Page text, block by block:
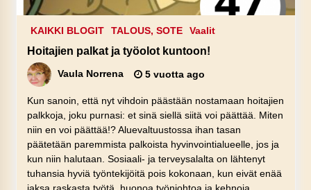
KAIKKI BLOGIT TALOUS, SOTE Vaalit
Hoitajien palkat ja työolot kuntoon!
Vaula Norrena 5 vuotta ago
Kun sanoin, että nyt vihdoin päästään nostamaan hoitajien
palkkoja, joku purnasi: et sinä siellä siitä voi päättää. Miten
niin en voi päättää!? Aluevaltuustossa ihan tasan
päätetään paremmista palkoista hyvinvointialueelle, jos ja
kun niin halutaan. Sosiaali- ja terveysalalta on lähtenyt
tuhansia hyviä työntekijöitä pois kokonaan, kun eivät enää